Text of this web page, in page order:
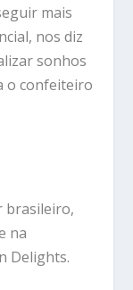
mais
nos diz
sonhos
o confeiteiro
brasileiro,
na
Delights.